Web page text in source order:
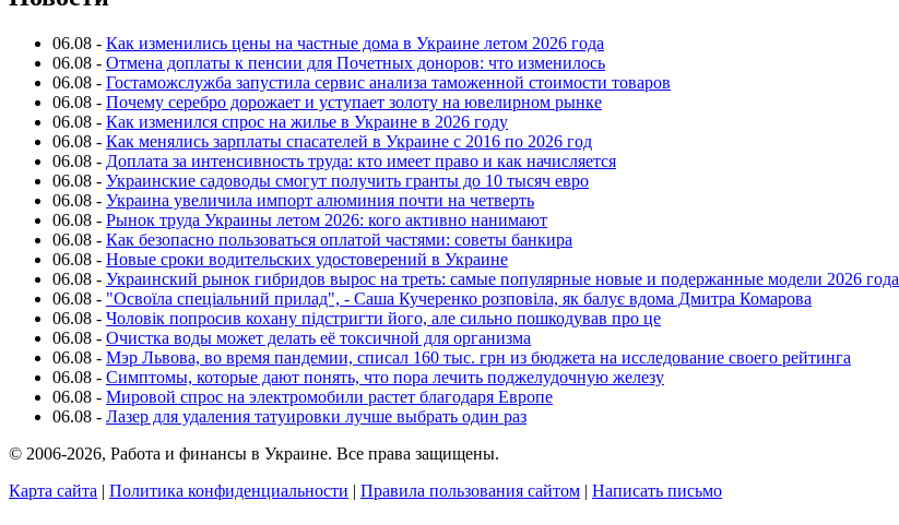
06.08 - Как изменились цены на частные дома в Украине летом 2026 года
06.08 - Отмена доплаты к пенсии для Почетных доноров: что изменилось
06.08 - Гостаможслужба запустила сервис анализа таможенной стоимости товаров
06.08 - Почему серебро дорожает и уступает золоту на ювелирном рынке
06.08 - Как изменился спрос на жилье в Украине в 2026 году
06.08 - Как менялись зарплаты спасателей в Украине с 2016 по 2026 год
06.08 - Доплата за интенсивность труда: кто имеет право и как начисляется
06.08 - Украинские садоводы смогут получить гранты до 10 тысяч евро
06.08 - Украина увеличила импорт алюминия почти на четверть
06.08 - Рынок труда Украины летом 2026: кого активно нанимают
06.08 - Как безопасно пользоваться оплатой частями: советы банкира
06.08 - Новые сроки водительских удостоверений в Украине
06.08 - Украинский рынок гибридов вырос на треть: самые популярные новые и подержанные модели 2026 года
06.08 - "Освоїла спеціальний прилад", - Саша Кучеренко розповіла, як балує вдома Дмитра Комарова
06.08 - Чоловік попросив кохану підстригти його, але сильно пошкодував про це
06.08 - Очистка воды может делать её токсичной для организма
06.08 - Мэр Львова, во время пандемии, списал 160 тыс. грн из бюджета на исследование своего рейтинга
06.08 - Симптомы, которые дают понять, что пора лечить поджелудочную железу
06.08 - Мировой спрос на электромобили растет благодаря Европе
06.08 - Лазер для удаления татуировки лучше выбрать один раз
© 2006-2026, Работа и финансы в Украине. Все права защищены.
Карта сайта | Политика конфиденциальности | Правила пользования сайтом | Написать письмо